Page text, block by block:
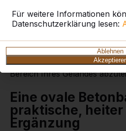
Für weitere Informationen
Datenschutzerklärung lesen:
Ablehnen
Robustheit ist diese Bank
Die Betonbank in ovaler Form
Stadtzentrum oder einen
optimal, um Passanten eine
aber auch, um Einbrüche zu
Bereich Ihres Geländes
Eine ovale
praktische,
Ergänzung